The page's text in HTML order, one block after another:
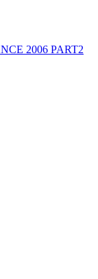
2006 PART2